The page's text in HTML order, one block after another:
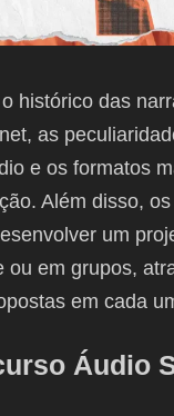
histórico das
as
e os formatos
Além disso,
um
ou em grupos,
em cada
Áudio